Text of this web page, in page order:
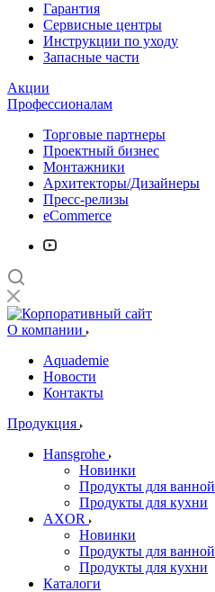
Гарантия
Сервисные центры
Инструкции по уходу
Запасные части
Акции
Профессионалам
Торговые партнеры
Проектный бизнес
Монтажники
Архитекторы/Дизайнеры
Пресс-релизы
eCommerce
О компании
Aquademie
Новости
Контакты
Продукция
Hansgrohe
Новинки
Продукты для ванной
Продукты для кухни
AXOR
Новинки
Продукты для ванной
Продукты для кухни
Каталоги